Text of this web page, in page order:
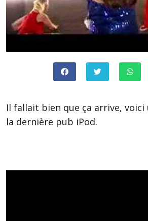
Il fallait bien que ça arrive, voici
la dernière pub iPod.